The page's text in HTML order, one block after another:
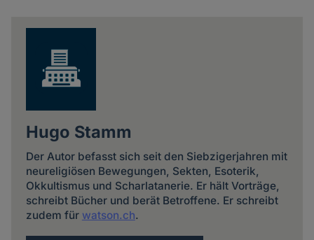
Hugo Stamm
Der Autor befasst sich seit den Siebzigerjahren mit
neureligiösen Bewegungen, Sekten, Esoterik,
Okkultismus und Scharlatanerie. Er hält Vorträge,
schreibt Bücher und berät Betroffene. Er schreibt
zudem für watson.ch.